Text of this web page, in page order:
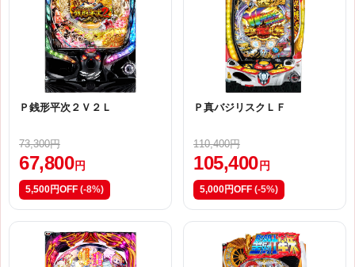
Ｐ銭形平次２Ｖ２Ｌ
73,300円
67,800 円
5,500円OFF (-8%)
Ｐ真バジリスクＬＦ
110,400円
105,400 円
5,000円OFF (-5%)